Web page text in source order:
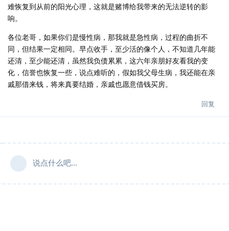
难恢复到从前的阳光心理，这就是赌博给我带来的无法逆转的影
响。
各位老哥，如果你们是慢性病，那我就是急性病，过程的曲折不
同，但结果一定相同。早点收手，至少活的像个人，不知道几年能
还清，至少能还清，虽然我负债累累，这六年亲朋好友看我的变
化，信誉也恢复一些，说点难听的，假如我父母生病，我还能在亲
戚那借来钱，将来真要结婚，亲戚也愿意借钱买房。
回复
说点什么吧...